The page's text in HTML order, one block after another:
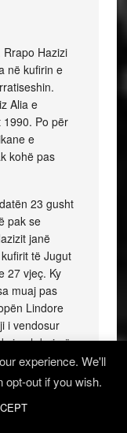
Hazizi
në kufirin e
Alia e
Po për
e
kohë pas
23 gusht
pak se
janë
të Jugut
27 vjeç. Ky
muaj pas
Lindore
i vendosur
deri në
te
experience. We'll
opt-out if you wish.